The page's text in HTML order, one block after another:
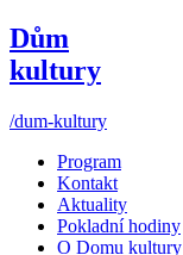
Dům
kultury
/dum-kultury
Program
Kontakt
Aktuality
Pokladní hodiny
O Domu kultury